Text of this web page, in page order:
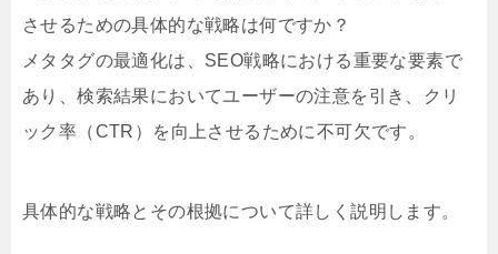
させるための具体的な戦略は何ですか？
メタタグの最適化は、SEO戦略における重要な要素で
あり、検索結果においてユーザーの注意を引き、クリ
ック率（CTR）を向上させるために不可欠です。
具体的な戦略とその根拠について詳しく説明します。